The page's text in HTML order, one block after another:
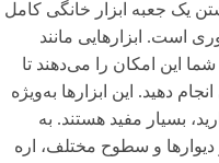
یک جعبه ابزار خانگی کامل
است. ابزارهایی مانند
شما این امکان را می‌دهند تا
دهید. این ابزارها به‌ویژه
بسیار مفید هستند. به
و سطوح مختلف، اره